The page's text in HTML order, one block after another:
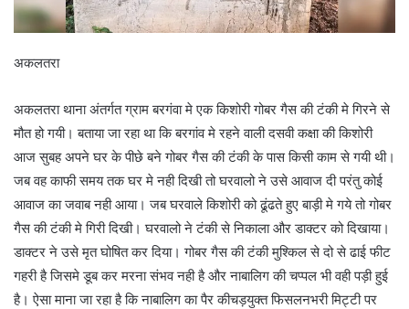
अकलतरा
अकलतरा थाना अंतर्गत ग्राम बरगंवा मे एक किशोरी गोबर गैस की टंकी मे गिरने से
मौत हो गयी। बताया जा रहा था कि बरगांव मे रहने वाली दसवी कक्षा की किशोरी
आज सुबह अपने घर के पीछे बने गोबर गैस की टंकी के पास किसी काम से गयी थी।
जब वह काफी समय तक घर मे नही दिखी तो घरवालो ने उसे आवाज दी परंतु कोई
आवाज का जवाब नही आया। जब घरवाले किशोरी को ढूंढते हुए बाड़ी मे गये तो गोबर
गैस की टंकी मे गिरी दिखी। घरवालो ने टंकी से निकाला और डाक्टर को दिखाया।
डाक्टर ने उसे मृत घोषित कर दिया। गोबर गैस की टंकी मुश्किल से दो से ढाई फीट
गहरी है जिसमे डूब कर मरना संभव नही है और नाबालिग की चप्पल भी वही पड़ी हुई
है। ऐसा माना जा रहा है कि नाबालिग का पैर कीचड़युक्त फिसलनभरी मिट्टी पर